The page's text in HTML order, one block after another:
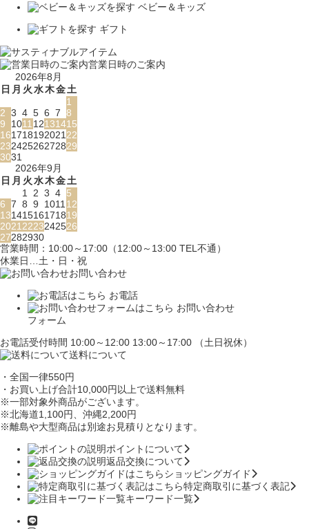
ベビー＆キッズ
ギフト
営業日時のご案内
2026年8月
日 月 火水木金土
1
2 3 4 5 6 7 8
9
101112131415
16171819202122
23242526272829
3031
2026年9月
日 月 火水木金土
1 2 3 4 5
6 7 8 9 101112
13141516171819
20212223242526
27282930
営業時間：10:00～17:00（12:00～13:00 TEL不通）
休業日…土・日・祝
お問い合わせ
お電話
お問い合わせ
フォーム
お電話受付時間 10:00～12:00 13:00～17:00 （土日祝休）
送料について
・全国一律550円
・お買い上げ合計10,000円 以上で送料無料
※一部対象外商品がございます。
※北海道1,100円、沖縄2,200円
※離島や大型商品は別途お見積りとなります。
ポイントについて
返品交換について
ショッピングガイド
特定商取引に基づく表記
キーワード一覧